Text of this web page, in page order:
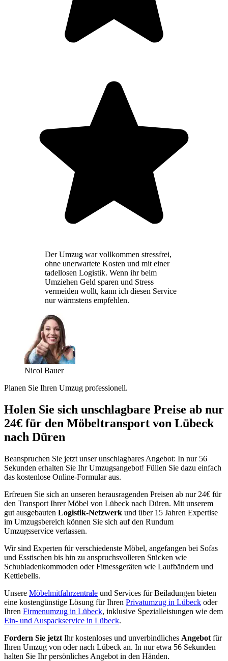
Der Umzug war vollkommen stressfrei,
ohne unerwartete Kosten und mit einer
tadellosen Logistik. Wenn ihr beim
Umziehen Geld sparen und Stress
vermeiden wollt, kann ich diesen Service
nur wärmstens empfehlen.
Nicol Bauer
Planen Sie Ihren Umzug professionell.
Holen Sie sich unschlagbare Preise ab nur
24€ für den Möbeltransport von Lübeck
nach Düren
Beanspruchen Sie jetzt unser unschlagbares Angebot: In nur 56
Sekunden erhalten Sie Ihr Umzugsangebot! Füllen Sie dazu einfach
das kostenlose Online-Formular aus.
Erfreuen Sie sich an unseren herausragenden Preisen ab nur 24€ für
den Transport Ihrer Möbel von Lübeck nach Düren. Mit unserem
gut ausgebauten Logistik-Netzwerk und über 15 Jahren Expertise
im Umzugsbereich können Sie sich auf den Rundum
Umzugsservice verlassen.
Wir sind Experten für verschiedenste Möbel, angefangen bei Sofas
und Esstischen bis hin zu anspruchsvolleren Stücken wie
Schubladenkommoden oder Fitnessgeräten wie Laufbändern und
Kettlebells.
Unsere Möbelmitfahrzentrale und Services für Beiladungen bieten
eine kostengünstige Lösung für Ihren Privatumzug in Lübeck oder
Ihren Firmenumzug in Lübeck, inklusive Spezialleistungen wie dem
Ein- und Auspackservice in Lübeck.
Fordern Sie jetzt Ihr kostenloses und unverbindliches Angebot für
Ihren Umzug von oder nach Lübeck an. In nur etwa 56 Sekunden
halten Sie Ihr persönliches Angebot in den Händen.